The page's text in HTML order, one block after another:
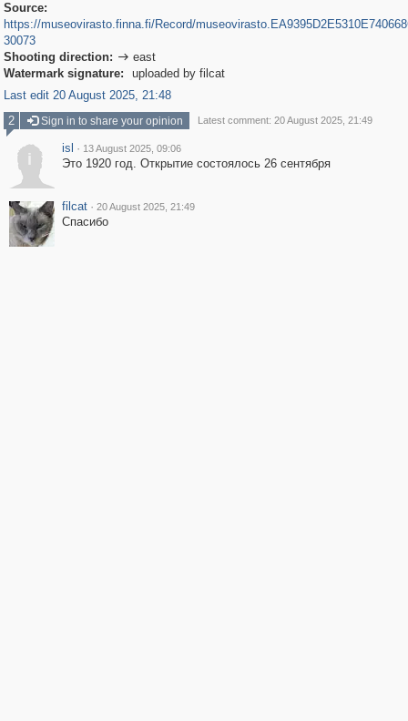
Source:
https://museovirasto.finna.fi/Record/
30073
Shooting direction:  east
Watermark signature:
uploaded by filcat
Last edit 20 August 2025, 21:48
2
Sign in to share your opinion Latest comment: 20 August 2025, 21:49
i
isl · 13 August 2025, 09:06
Это 1920 год. Открытие состоялось 26 сентября
filcat · 20 August 2025, 21:49
Спасибо